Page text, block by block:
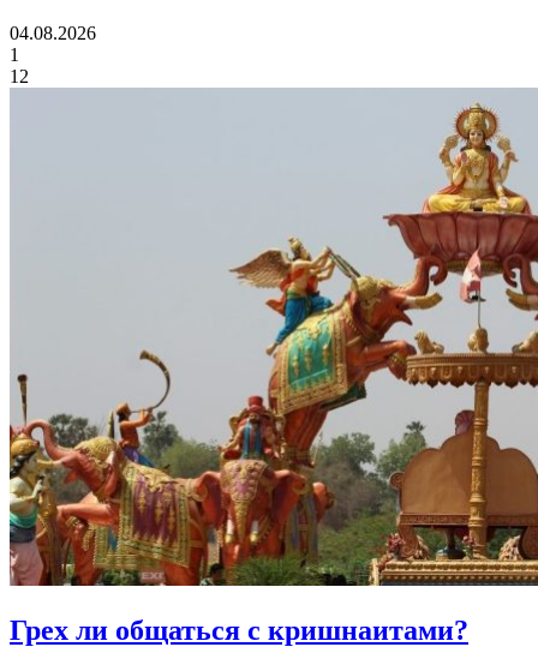
04.08.2026
1
12
Грех ли общаться с кришнаитами?